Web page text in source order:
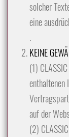
solcher
eine
.
KEINE
(1)
enthaltenen
auf der
(2)